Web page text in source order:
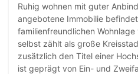
Ruhig wohnen mit guter
angebotene Immobilie
familienfreundlichen Wohnlage
selbst zählt als große
zusätzlich den Titel einer
ist geprägt von Ein- und